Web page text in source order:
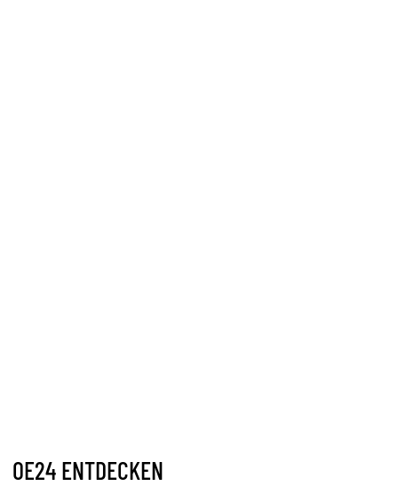
OE24 ENTDECKEN